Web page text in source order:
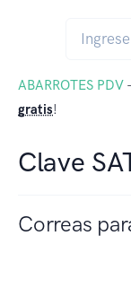
ABARROTES PDV -
gratis!
Clave
Correas